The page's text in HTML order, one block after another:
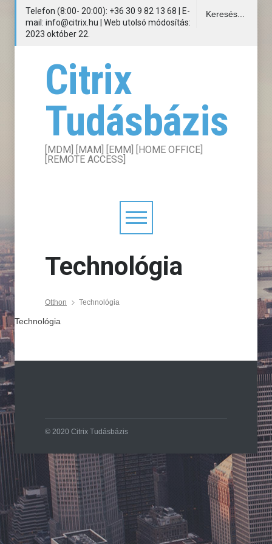
Telefon (8:00- 20:00): +36 30 9 82 13 68 | E-
mail: info@citrix.hu | Web utolsó módosítás:
2023 október 22.
Citrix
Tudásbázis
[MDM] [MAM] [EMM] [HOME OFFICE]
[REMOTE ACCESS]
Technológia
Otthon Technológia
Technológia
© 2020 Citrix Tudásbázis